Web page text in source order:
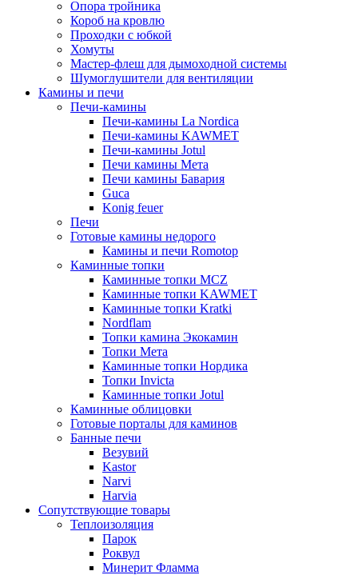
Опора тройника
Короб на кровлю
Проходки с юбкой
Хомуты
Мастер-флеш для дымоходной системы
Шумоглушители для вентиляции
Камины и печи
Печи-камины
Печи-камины La Nordica
Печи-камины KAWMET
Печи-камины Jotul
Печи камины Мета
Печи камины Бавария
Guca
Konig feuer
Печи
Готовые камины недорого
Камины и печи Romotop
Каминные топки
Каминные топки MCZ
Каминные топки KAWMET
Каминные топки Kratki
Nordflam
Топки камина Экокамин
Топки Мета
Каминные топки Нордика
Топки Invicta
Каминные топки Jotul
Каминные облицовки
Готовые порталы для каминов
Банные печи
Везувий
Kastor
Narvi
Harvia
Сопутствующие товары
Теплоизоляция
Парок
Роквул
Минерит Фламма